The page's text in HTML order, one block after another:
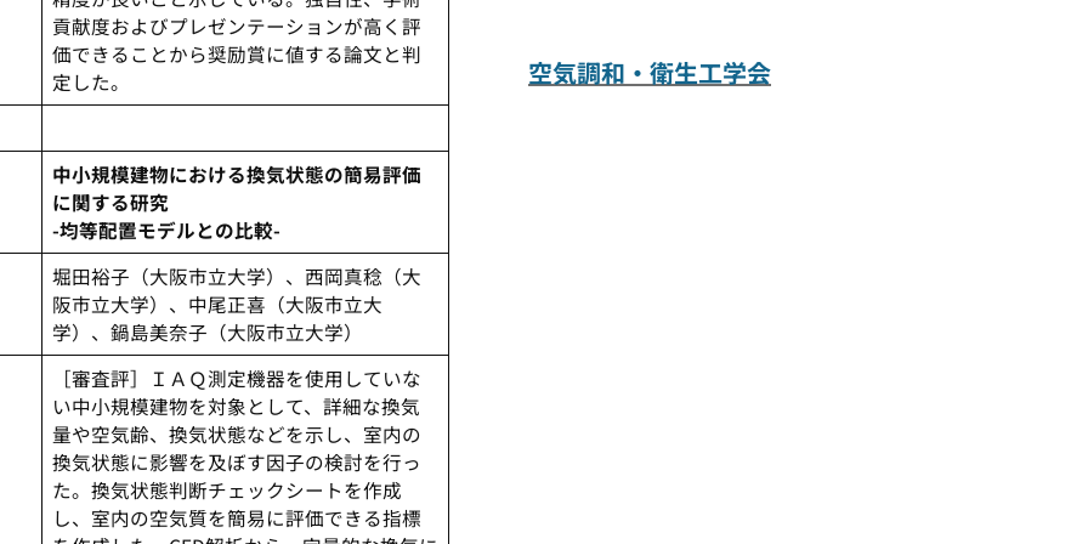
貢献度およびプレゼンテーションが高く評
価できることから奨励賞に値する論文と判
定した。
中小規模建物における換気状態の簡易評価
に関する研究
-均等配置モデルとの比較-
堀田裕子（大阪市立大学）、西岡真稔（大
阪市立大学）、中尾正喜（大阪市立大
学）、鍋島美奈子（大阪市立大学）
［審査評］ＩＡＱ測定機器を使用していな
い中小規模建物を対象として、詳細な換気
量や空気齢、換気状態などを示し、室内の
換気状態に影響を及ぼす因子の検討を行っ
た。換気状態判断チェックシートを作成
し、室内の空気質を簡易に評価できる指標
空気調和・衛生工学会